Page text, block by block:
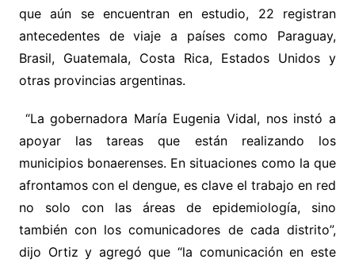
que aún se encuentran en estudio, 22 registran
antecedentes de viaje a países como Paraguay,
Brasil, Guatemala, Costa Rica, Estados Unidos y
otras provincias argentinas.
“La gobernadora María Eugenia Vidal, nos instó a
apoyar las tareas que están realizando los
municipios bonaerenses. En situaciones como la que
afrontamos con el dengue, es clave el trabajo en red
no solo con las áreas de epidemiología, sino
también con los comunicadores de cada distrito”,
dijo Ortiz y agregó que “la comunicación en este